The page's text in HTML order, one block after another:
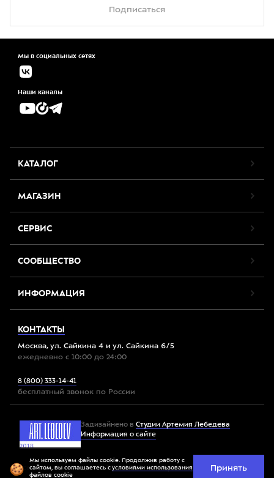
Подписаться
Мы в социальных сетях
Наши каналы
КАТАЛОГ
МАГАЗИН
СЕРВИС
СООБЩЕСТВО
ИНФОРМАЦИЯ
КОНТАКТЫ
Москва, ул. Сайкина 4 и ул. Сайкина 6/5
ежедневно с 10:00 до 24:00
8 (800) 333-14-41
бесплатный звонок по России
Задизайнено в Студии Артемия Лебедева
Информация о сайте
Все права защищены. 2012-2026 © Спорт-Марафон
Мы используем файлы cookie. Продолжив работу с
сайтом, вы соглашаетесь с условиями использования
файлов cookie
Принять